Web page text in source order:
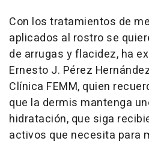
Con los tratamientos de
aplicados al rostro se
de arrugas y flacidez, ha
Ernesto J. Pérez
Clínica FEMM, quien
que la dermis mantenga
hidratación, que siga
activos que necesita para